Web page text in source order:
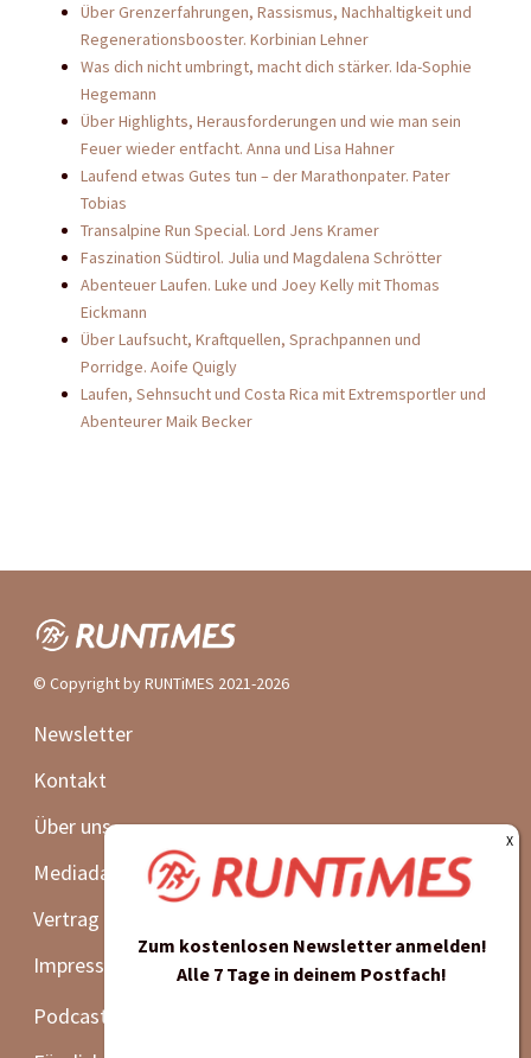
Über Grenzerfahrungen, Rassismus, Nachhaltigkeit und
Regenerationsbooster. Korbinian Lehner
Was dich nicht umbringt, macht dich stärker. Ida-Sophie
Hegemann
Über Highlights, Herausforderungen und wie man sein
Feuer wieder entfacht. Anna und Lisa Hahner
Laufend etwas Gutes tun – der Marathonpater. Pater
Tobias
Transalpine Run Special. Lord Jens Kramer
Faszination Südtirol. Julia und Magdalena Schrötter
Abenteuer Laufen. Luke und Joey Kelly mit Thomas
Eickmann
Über Laufsucht, Kraftquellen, Sprachpannen und
Porridge. Aoife Quigly
Laufen, Sehnsucht und Costa Rica mit Extremsportler und
Abenteurer Maik Becker
© Copyright by RUNTiMES 2021-2026
Newsletter
Kontakt
Über uns
Mediadaten
Vertrag widerrufen
Impressum | Datenschutz | AGB
Podcast
Zum kostenlosen Newsletter anmelden!
Alle 7 Tage in deinem Postfach!